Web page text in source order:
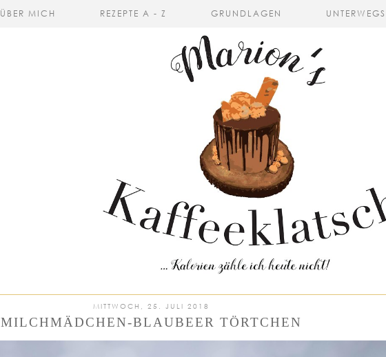
ÜBER MICH REZEPTE A - Z GRUNDLAGEN UNTERWEGS
MITTWOCH, 25. JULI 2018
MILCHMÄDCHEN-BLAUBEER TÖRTCHEN